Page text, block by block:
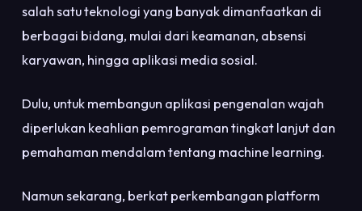
salah satu teknologi yang banyak dimanfaatkan di
berbagai bidang, mulai dari keamanan, absensi
karyawan, hingga aplikasi media sosial.
Dulu, untuk membangun aplikasi pengenalan wajah
diperlukan keahlian pemrograman tingkat lanjut dan
pemahaman mendalam tentang machine learning.
Namun sekarang, berkat perkembangan platform